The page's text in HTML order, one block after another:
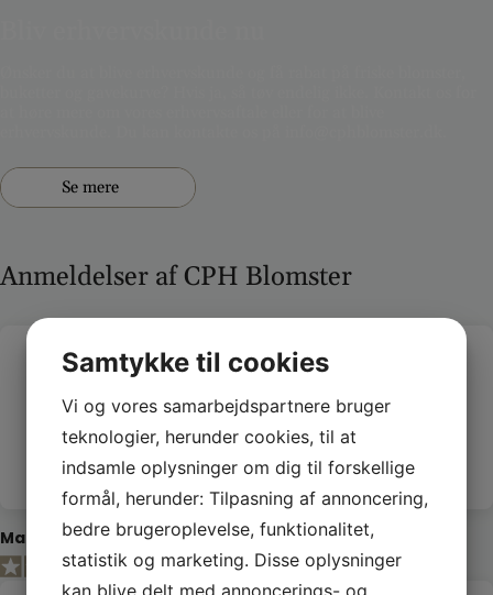
Se mere
Anmeldelser af CPH Blomster
Fantastisk service og blomster
Fantastisk service og smukke blomster. Denne blomsterbutik
har været min go-to for alle mine buketbehov. Deres fokus
på kvalitet er uovertruffen!
Maria Kunde
Samtykke til cookies
Vi og vores samarbejdspartnere bruger
teknologier, herunder cookies, til at
indsamle oplysninger om dig til forskellige
formål, herunder: Tilpasning af annoncering,
bedre brugeroplevelse, funktionalitet,
statistik og marketing. Disse oplysninger
kan blive delt med annoncerings- og